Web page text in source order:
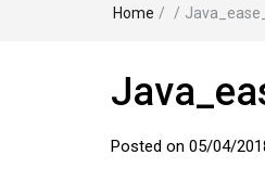
Home / /
Posted on 05/04/